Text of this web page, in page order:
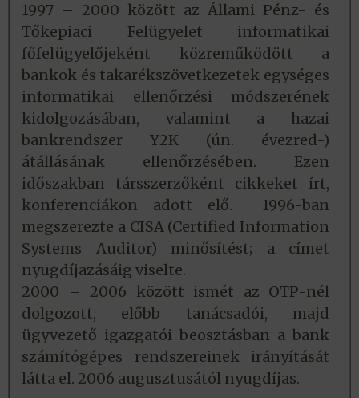
1997 – 2000 között az Állami Pénz- és
Tőkepiaci Felügyelet informatikai
főfelügyelőjeként közreműködött a
bankok és takarékszövetkezetek egységes
informatikai ellenőrzési módszerének
kidolgozásában, valamint a hazai
bankrendszer Y2K (ún. évezred-)
átállásának ellenőrzésében. Ezen
időszakban társszerzőként cikkeket írt,
konferenciákon adott elő. 1996-ban
megszerezte a CISA (Certified Information
Systems Auditor) minősítést; a címet
nyugdíjazásáig viselte.
2000 – 2006 között ismét az OTP-nél
dolgozott, előbb tanácsadói, majd
ügyvezető igazgatói beosztásban a bank
számítógépes rendszereinek irányítását
látta el. 2006 augusztusától nyugdíjas.